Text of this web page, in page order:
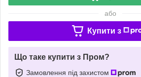
або
Купити з
Що таке купити з Пром?
Замовлення під захистом